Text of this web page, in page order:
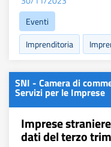
Eventi
Imprenditoria
SNI - Camera di
Servizi per le Imprese
Imprese
dati del terzo